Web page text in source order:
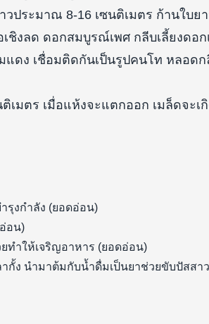
ประมาณ 8-16 เซนติเมตร ก้านใบย
งลด ดอกสมบูรณ์เพศ กลีบเลี้ยงดอ
ดง เชื่อมติดกันเป็นรูปคนโท หลอด
เมตร เมื่อแห้งจะแตกออก เมล็ดจะ
รุงกำลัง (ยอดอ่อน)
อน)
ำให้เจริญอาหาร (ยอดอ่อน)
ง นำมาต้มกับน้ำดื่มเป็นยาช่วยขับปัสสา